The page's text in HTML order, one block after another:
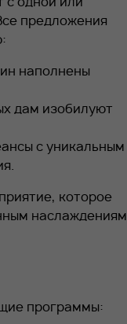
предложения
наполнены
дам изобилуют
с уникальным
которое
наслаждениям
программы: